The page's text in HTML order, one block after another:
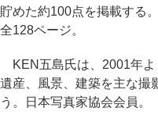
貯めた約100点を掲載する。
全128ページ。
KEN五島氏は、2001年よ
遺産、風景、建築を主な撮
う。日本写真家協会会員。